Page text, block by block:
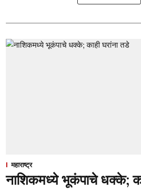
महाराष्ट्र
नाशिकमध्ये भूकंपाचे धक्के;